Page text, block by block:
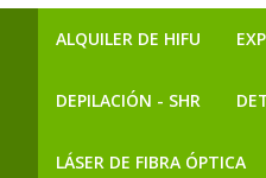
ALQUILER DE HIFU
DEPILACIÓN - SHR
LÁSER DE FIBRA ÓPTICA